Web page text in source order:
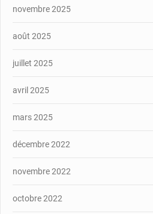
novembre 2025
août 2025
juillet 2025
avril 2025
mars 2025
décembre 2022
novembre 2022
octobre 2022